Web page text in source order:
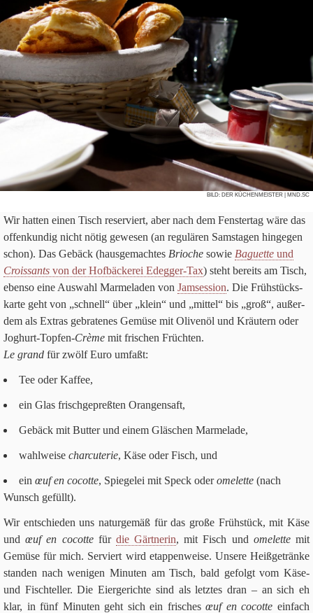
BILD: DER KÜCHENMEISTER | MND.SC
Wir hat­ten einen Tisch reser­viert, aber nach dem Fen­ster­tag wäre das
offen­kun­dig nicht nötig gewe­sen (an regu­lä­ren Sams­ta­gen hin­ge­gen
schon). Das Gebäck (haus­ge­mach­tes Brio­che sowie Baguette und
Crois­sants von der Hof­bäcke­rei Edeg­ger-Tax) steht bereits am Tisch,
ebenso eine Aus­wahl Mar­me­la­den von Jam­ses­sion. Die Früh­stücks­
karte geht von „schnell“ über „klein“ und „mit­tel“ bis „groß“, außer­
dem als Extras gebra­te­nes Gemüse mit Oli­venöl und Kräu­tern oder
Joghurt-Top­fen-Crème mit fri­schen Früch­ten.
Le grand für zwölf Euro umfaßt:
Tee oder Kaffee,
ein Glas frisch­ge­preß­ten Orangensaft,
Gebäck mit But­ter und einem Gläs­chen Marmelade,
wahl­weise char­cute­rie, Käse oder Fisch, und
ein œuf en cocotte, Spie­gelei mit Speck oderome­lette (nach
Wunsch gefüllt).
Wir ent­schie­den uns natur­ge­mäß für das große Früh­stück, mit Käse
undœuf en cocottefür die Gärtnerin, mit Fisch und ome­lettemit
Gemüse für mich. Ser­viert wird etap­pen­weise. Unsere Heiß­ge­tränke
stan­den nach weni­gen Minu­ten am Tisch, bald gefolgt vom Käse-
und Fisch­tel­ler. Die Eier­ge­richte sind als letz­tes dran – an sich eh
klar, in fünf Minu­ten geht sich ein fri­schesœuf en cocotte ein­fach